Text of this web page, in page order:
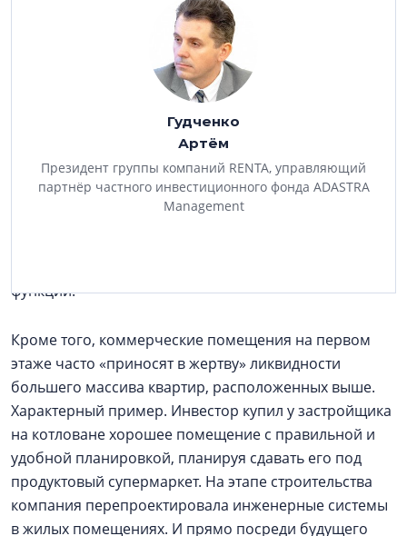
Гудченко
Артём
Президент группы компаний RENTA, управляющий
партнёр частного инвестиционного фонда ADASTRA
Management
самостоятельно выбирать и покупать
коммерческие помещения в жилых комплексах
на этапе котлована. Это будет скорее не
инвестиция, а лотерея.
- Для застройщиков главное — реализация квартир,
они часто относятся к коммерческим помещениям
по остаточному принципу. Поэтому большая часть
коммерции в жилых комплексах проектируется по
нормативам офисов, без дополнительных
функции.
Кроме того, коммерческие помещения на первом
этаже часто «приносят в жертву» ликвидности
большего массива квартир, расположенных выше.
Характерный пример. Инвестор купил у застройщика
на котловане хорошее помещение с правильной и
удобной планировкой, планируя сдавать его под
продуктовый супермаркет. На этапе строительства
компания перепроектировала инженерные системы
в жилых помещениях. И прямо посреди будущего